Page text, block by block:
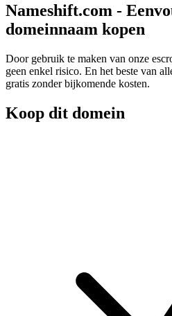
Nameshift.com -
domeinnaam kopen
Door gebruik te maken van onze
geen enkel risico. En het beste van
gratis zonder bijkomende kosten.
Koop dit domein